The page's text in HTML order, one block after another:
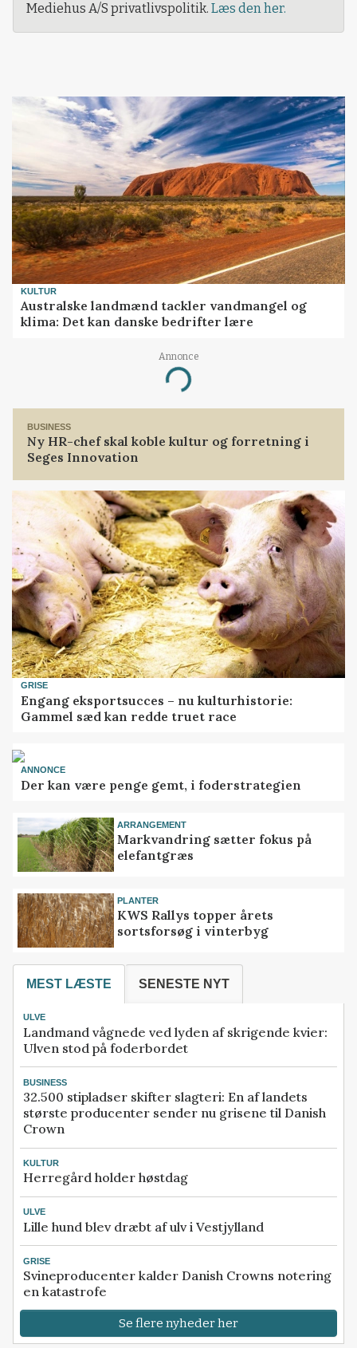
Mediehus A/S privatlivspolitik. Læs den her.
KULTUR
Australske landmænd tackler vandmangel og
klima: Det kan danske bedrifter lære
Annonce
Loading...
BUSINESS
Ny HR-chef skal koble kultur og forretning i
Seges Innovation
GRISE
Engang eksportsucces – nu kulturhistorie:
Gammel sæd kan redde truet race
ANNONCE
Der kan være penge gemt, i foderstrategien
ARRANGEMENT
Markvandring sætter fokus på
elefantgræs
PLANTER
KWS Rallys topper årets
sortsforsøg i vinterbyg
MEST LÆSTE SENESTE NYT
ULVE
Landmand vågnede ved lyden af skrigende kvier:
Ulven stod på foderbordet
BUSINESS
32.500 stipladser skifter slagteri: En af landets
største producenter sender nu grisene til Danish
Crown
KULTUR
Herregård holder høstdag
ULVE
Lille hund blev dræbt af ulv i Vestjylland
GRISE
Svineproducenter kalder Danish Crowns notering
en katastrofe
Se flere nyheder her